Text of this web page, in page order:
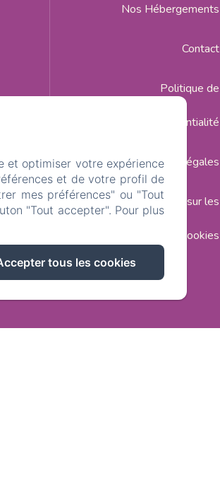
Nos Hébergements
Contact
Politique de
confidentialité
Informations légales
Informations sur les
cookies
et optimiser votre expérience
et de votre profil de
mes préférences" ou "Tout
"Tout accepter". Pour plus
tous les cookies